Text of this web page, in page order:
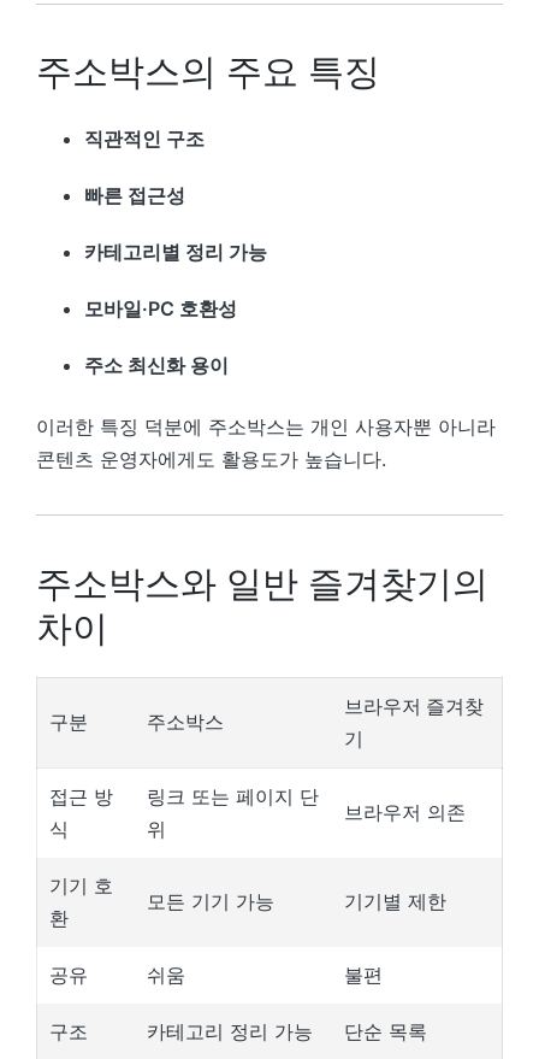
주소박스의 주요 특징
직관적인 구조
빠른 접근성
카테고리별 정리 가능
모바일·PC 호환성
주소 최신화 용이
이러한 특징 덕분에 주소박스는 개인 사용자뿐 아니라
콘텐츠 운영자에게도 활용도가 높습니다.
주소박스와 일반 즐겨찾기의
차이
구분 주소박스
브라우저 즐겨찾
기
접근 방
식
링크 또는 페이지 단
위
브라우저 의존
기기 호
환
모든 기기 가능 기기별 제한
공유 쉬움 불편
구조 카테고리 정리 가능 단순 목록